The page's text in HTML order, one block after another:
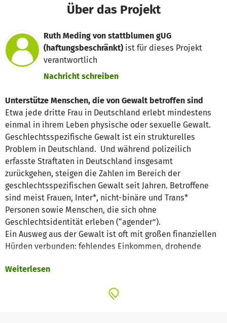
Über das Projekt
Ruth Meding von stattblumen gUG
(haftungsbeschränkt) ist für dieses Projekt
verantwortlich
Nachricht schreiben
Unterstütze Menschen, die von Gewalt betroffen sind
Etwa jede dritte Frau in Deutschland erlebt mindestens
einmal in ihrem Leben physische oder sexuelle Gewalt.
Geschlechtsspezifische Gewalt ist ein strukturelles
Problem in Deutschland. Und während polizeilich
erfasste Straftaten in Deutschland insgesamt
zurückgehen, steigen die Zahlen im Bereich der
geschlechtsspezifischen Gewalt seit Jahren. Betroffene
sind meist Frauen, Inter*, nicht-binäre und Trans*
Personen sowie Menschen, die sich ohne
Geschlechtsidentität erleben (“agender”).
Ein Ausweg aus der Gewalt ist oft mit großen finanziellen
Hürden verbunden: fehlendes Einkommen, drohende
oder rechtliche Hilfe.
Weiterlesen